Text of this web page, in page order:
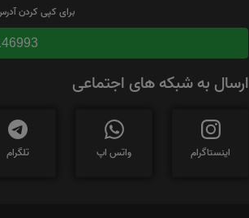
برای کپی کردن
ارسال به شبکه های اجتماعی
اینستاگرام واتس اپ تلگرام